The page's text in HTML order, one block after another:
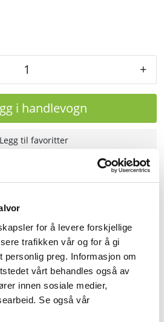
for å levere forskjellige
trafikken vår og for å gi
personlig preg. Informasjon om
vårt behandles også av
innen sosiale medier,
Se også vår
+
i handlevogn
Legg til favoritter
Forsendelsen leveres normalt i